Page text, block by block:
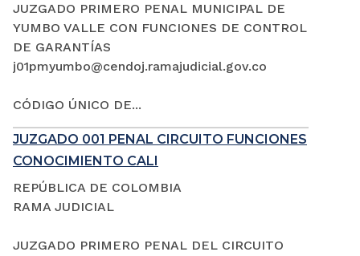
JUZGADO PRIMERO PENAL MUNICIPAL DE
YUMBO VALLE CON FUNCIONES DE CONTROL
DE GARANTÍAS
j01pmyumbo@cendoj.ramajudicial.gov.co
CÓDIGO ÚNICO DE...
JUZGADO 001 PENAL CIRCUITO FUNCIONES
CONOCIMIENTO CALI
REPÚBLICA DE COLOMBIA
RAMA JUDICIAL
JUZGADO PRIMERO PENAL DEL CIRCUITO